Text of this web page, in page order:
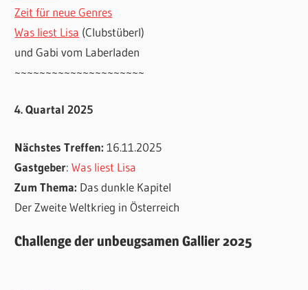
Zeit für neue Genres
Was liest Lisa (Clubstüberl)
und Gabi vom Laberladen
~~~~~~~~~~~~~~~~~~~~~
4. Quartal 2025
Nächstes Treffen:16.11.2025
Gastgeber:Was liest Lisa
Zum Thema: Das dunkle Kapitel
Der Zweite Weltkrieg in Österreich
Challenge der unbeugsamen Gallier 2025